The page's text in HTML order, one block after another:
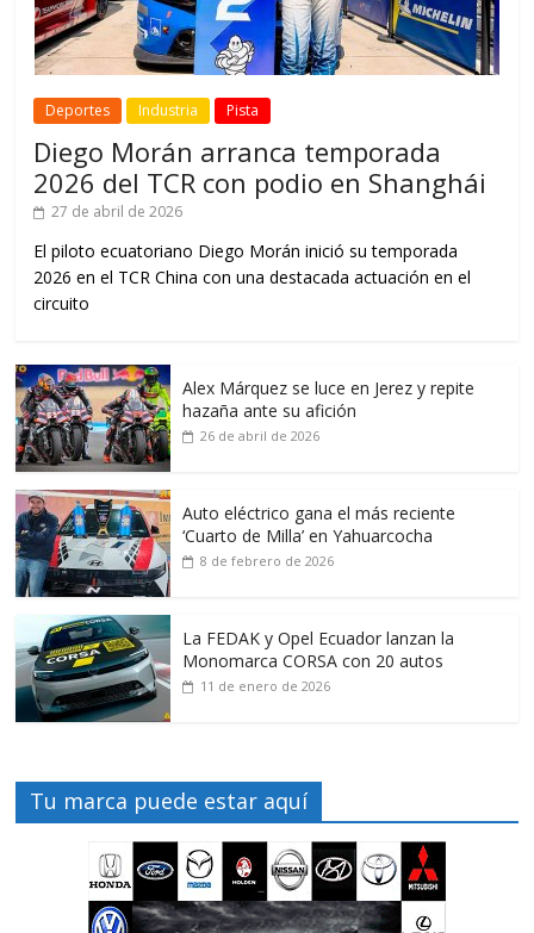
Deportes Industria Pista
Diego Morán arranca temporada
2026 del TCR con podio en Shanghái
27 de abril de 2026
El piloto ecuatoriano Diego Morán inició su temporada
2026 en el TCR China con una destacada actuación en el
circuito
Alex Márquez se luce en Jerez y repite
hazaña ante su afición
26 de abril de 2026
Auto eléctrico gana el más reciente
‘Cuarto de Milla’ en Yahuarcocha
8 de febrero de 2026
La FEDAK y Opel Ecuador lanzan la
Monomarca CORSA con 20 autos
11 de enero de 2026
Tu marca puede estar aquí